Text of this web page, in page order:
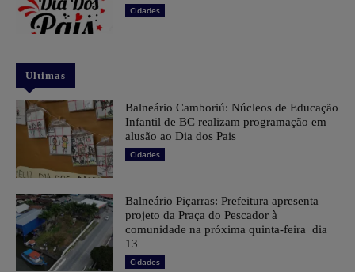
Cidades
Ultimas
Balneário Camboriú: Núcleos de Educação
Infantil de BC realizam programação em
alusão ao Dia dos Pais
Cidades
Balneário Piçarras: Prefeitura apresenta
projeto da Praça do Pescador à
comunidade na próxima quinta-feira dia
13
Cidades